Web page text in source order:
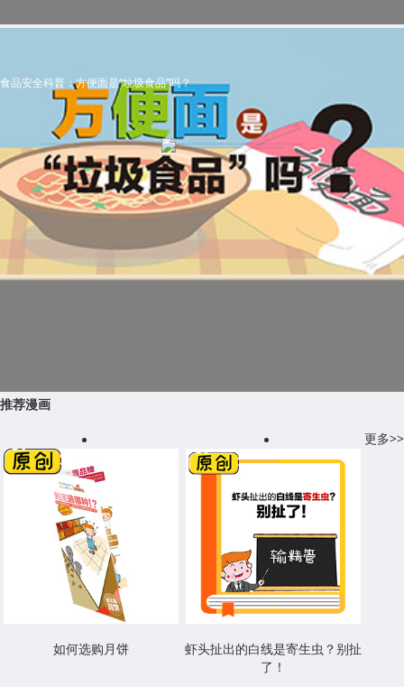
食品安全科普：方便面是“垃圾食品”吗？
推荐漫画
更多>>
如何选购月饼
虾头扯出的白线是寄生虫？别扯
了！